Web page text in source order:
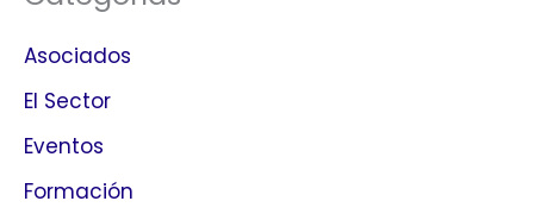
Asociados
El Sector
Eventos
Formación